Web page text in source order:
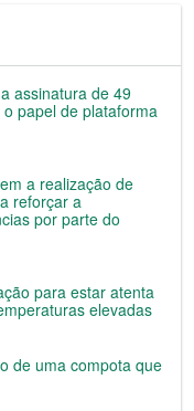
assinatura de 49
papel de plataforma
a realização de
reforçar a
por parte do
para estar atenta
elevadas
de uma compota que